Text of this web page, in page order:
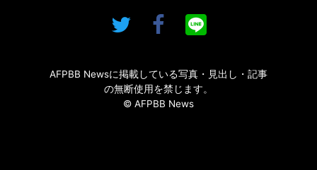
AFPBB Newsに掲載している写真・見出し・記事
の無断使用を禁じます。
© AFPBB News